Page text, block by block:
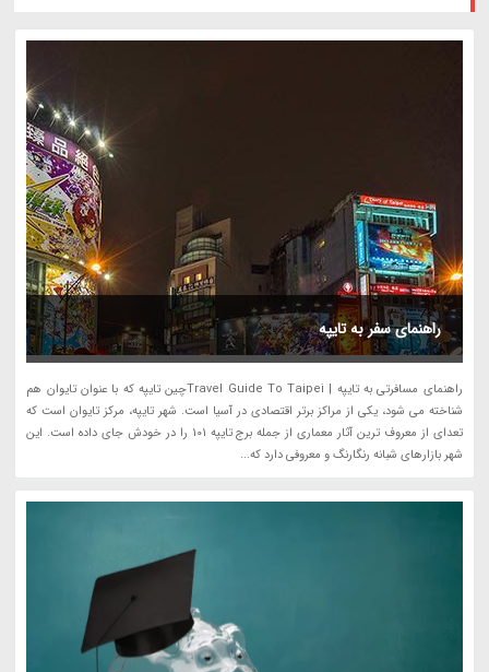
راهنمای سفر به تایپه
راهنمای مسافرتی به تایپه | Travel Guide To Taipeiچین تایپه که با عنوان تایوان هم
شناخته می شود، یکی از مراکز برتر اقتصادی در آسیا است. شهر تایپه، مرکز تایوان است که
تعدای از معروف ترین آثار معماری از جمله برج تایپه 101 را در خودش جای داده است. این
شهر بازارهای شبانه رنگارنگ و معروفی دارد که...